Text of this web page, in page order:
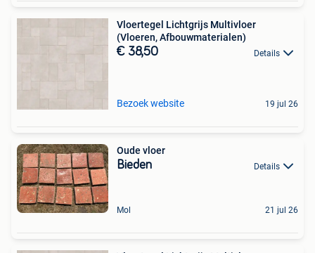
Vloertegel Lichtgrijs Multivloer
(Vloeren, Afbouwmaterialen)
€ 38,50 Details
Bezoek website 19 jul 26
Oude vloer
Bieden Details
Mol 21 jul 26